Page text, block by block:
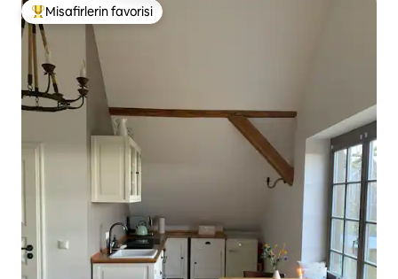
Misafirlerin favorilerinden en beğenilenler arasında
Misafirlerin favorisi